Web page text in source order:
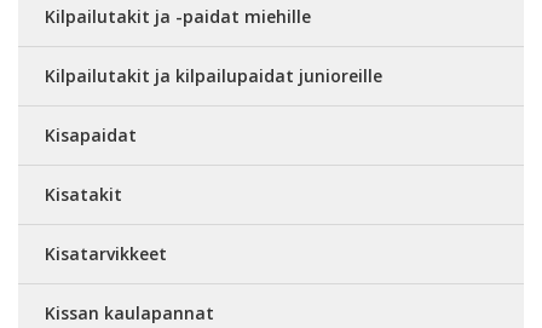
Kilpailutakit ja -paidat miehille
Kilpailutakit ja kilpailupaidat junioreille
Kisapaidat
Kisatakit
Kisatarvikkeet
Kissan kaulapannat